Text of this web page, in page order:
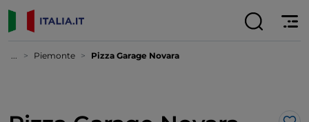
... Piemonte Pizza Garage Novara